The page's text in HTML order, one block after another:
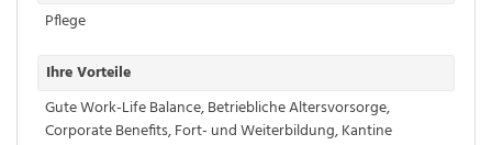
Pflege
Ihre Vorteile
Gute Work-Life Balance,Betriebliche Altersvorsorge,
Corporate Benefits,Fort- und Weiterbildung,Kantine